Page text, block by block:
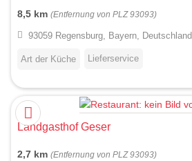
8,5 km (Entfernung von PLZ 93093)
93059 Regensburg, Bayern, Deutschland
Art der Küche Lieferservice
Landgasthof Geser
2,7 km (Entfernung von PLZ 93093)